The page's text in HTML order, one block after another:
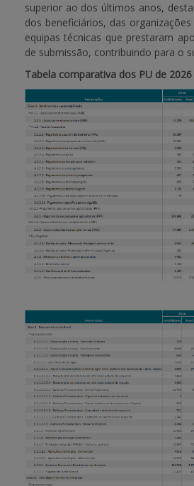
superior ao dos últimos anos,
dos beneficiários, das
equipas técnicas que prestaram
de submissão, contribuindo para o
Tabela comparativa dos PU de